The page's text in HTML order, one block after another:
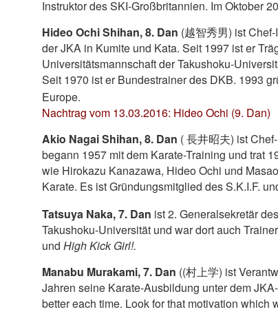
Instruktor des SKI-Großbritannien. Im Oktober
Hideo Ochi Shihan, 8. Dan (越智秀男) ist
der JKA in Kumite und Kata. Seit 1997 ist er
Universitätsmannschaft der Takushoku-
Seit 1970 ist er Bundestrainer des DKB. 1993
Europe.
Nachtrag vom 13.03.2016: Hideo Ochi (9. Dan)
Akio Nagai Shihan, 8. Dan ( 長井昭夫) ist
begann 1957 mit dem Karate-Training und trat
wie Hirokazu Kanazawa, Hideo Ochi und
Karate. Es ist Gründungsmitglied des S.K.I.F.
Tatsuya Naka, 7. Dan ist 2. Generalsekretär
Takushoku-Universität und war dort auch
und High Kick Girl!.
Manabu Murakami, 7. Dan ((村上学) ist
Jahren seine Karate-Ausbildung unter dem
better each time. Look for that motivation